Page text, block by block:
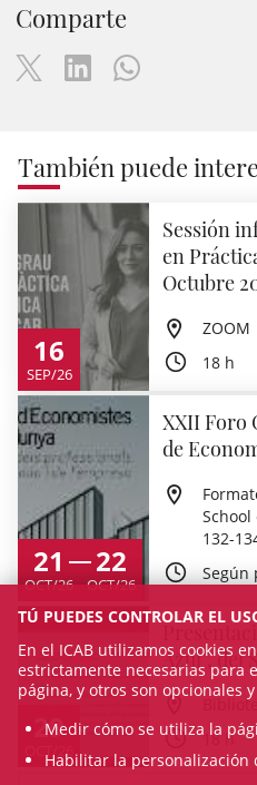
Comparte
También puede
16
SEP/26
Sessión
en
Octubre
ZOOM
18 h
21
OCT/26
22
OCT/26
XXII Foro
de
132-
Según
29
OCT/26
Azul”, del
18 h
TÚ PUEDES CONTROLAR EL
En el ICAB utilizamos cookies
estrictamente necesarias para
página, y otros son opcionales
Medir cómo se utiliza la
Habilitar la personalización